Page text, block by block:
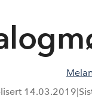
14.03.2019